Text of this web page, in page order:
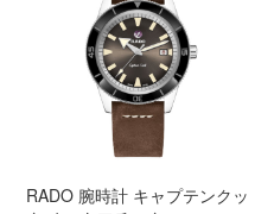
RADO 腕時計 キャプテンクッ